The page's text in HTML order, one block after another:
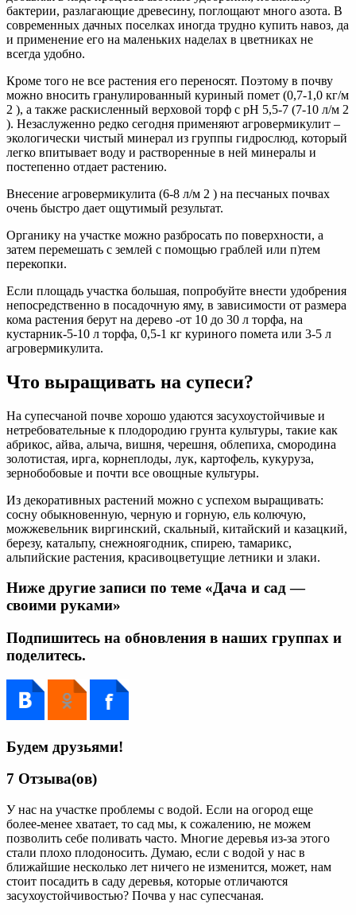
бактерии, разлагающие древесину, поглощают много азота. В
современных дачных поселках иногда трудно купить навоз, да
и применение его на маленьких наделах в цветниках не
всегда удобно.
Кроме того не все растения его переносят. Поэтому в почву
можно вносить гранулированный куриный помет (0,7-1,0 кг/м
2 ), а также раскисленный верховой торф с рН 5,5-7 (7-10 л/м 2
). Незаслуженно редко сегодня применяют агровермикулит –
экологически чистый минерал из группы гидрослюд, который
легко впитывает воду и растворенные в ней минералы и
постепенно отдает растению.
Внесение агровермикулита (6-8 л/м 2 ) на песчаных почвах
очень быстро дает ощутимый результат.
Органику на участке можно разбросать по поверхности, а
затем перемешать с землей с помощью граблей или п)тем
перекопки.
Если площадь участка большая, попробуйте внести удобрения
непосредственно в посадочную яму, в зависимости от размера
кома растения берут на дерево -от 10 до 30 л торфа, на
кустарник-5-10 л торфа, 0,5-1 кг куриного помета или 3-5 л
агровермикулита.
Что выращивать на супеси?
На супесчаной почве хорошо удаются засухоустойчивые и
нетребовательные к плодородию грунта культуры, такие как
абрикос, айва, алыча, вишня, черешня, облепиха, смородина
золотистая, ирга, корнеплоды, лук, картофель, кукуруза,
зернобобовые и почти все овощные культуры.
Из декоративных растений можно с успехом выращивать:
сосну обыкновенную, черную и горную, ель колючую,
можжевельник виргинский, скальный, китайский и казацкий,
березу, катальпу, снежноягодник, спирею, тамарикс,
альпийские растения, красивоцветущие летники и злаки.
Ниже другие записи по теме «Дача и сад —
своими руками»
Подпишитесь на обновления в наших группах и
поделитесь.
Будем друзьями!
7 Отзыва(ов)
У нас на участке проблемы с водой. Если на огород еще
более-менее хватает, то сад мы, к сожалению, не можем
позволить себе поливать часто. Многие деревья из-за этого
стали плохо плодоносить. Думаю, если с водой у нас в
ближайшие несколько лет ничего не изменится, может, нам
стоит посадить в саду деревья, которые отличаются
засухоустойчивостью? Почва у нас супесчаная.